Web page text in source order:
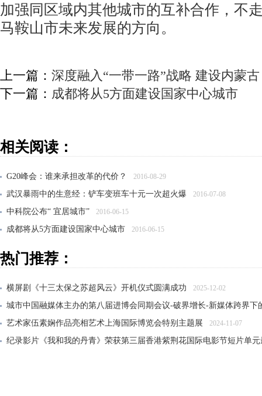
加强同区域内其他城市的互补合作，不
马鞍山市未来发展的方向。
上一篇： 深度融入“一带一路”战略 建设内蒙古
下一篇： 成都将从5方面建设国家中心城市
相关阅读：
G20峰会：谁来承担改革的代价？ 2016-08-29
武汉暴雨中的生意经：铲车变班车十元一次超火爆 2016-07-08
中科院公布“ 宜居城市” 2016-06-15
成都将从5方面建设国家中心城市 2016-06-15
热门推荐：
横屏剧《十三太保之苏超风云》开机仪式圆满成功 2025-12-02
城市中国融媒体主办的第八届进博会同期会议-破界增长-新媒体跨界下
艺术家伍素娴作品亮相艺术上海国际博览会特别主题展
2024-11-07
纪录影片《我和我的丹青》荣获第三届香港紫荆花国际电影节短片单